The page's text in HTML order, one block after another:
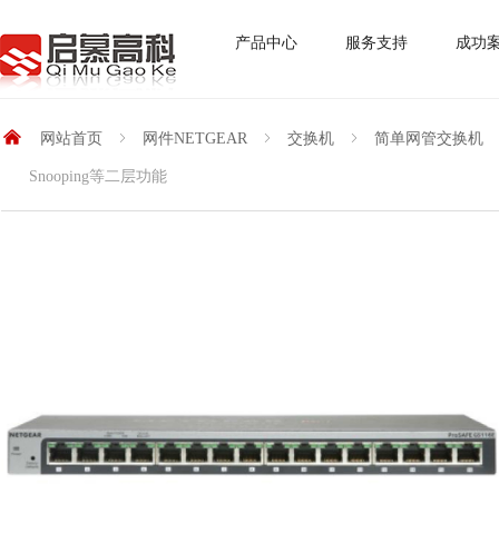
产品中心 服务支持 成功
网站首页 ꁇ 网件NETGEAR ꁇ 交换机 ꁇ 简单网管交换机
Snooping等二层功能
낀